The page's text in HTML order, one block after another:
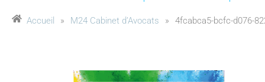
Accueil » M24 Cabinet d’Avocats » 4fcabca5-bcfc-d076-